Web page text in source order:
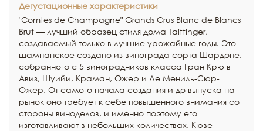
Дегустационные характеристики
"Comtes de Champagne" Grands Crus Blanc de Blancs
Brut — лучший образец стиля дома Taittinger,
создаваемый только в лучшие урожайные годы. Это
шампанское создано из винограда сорта Шардоне,
собранного с 5 виноградников класса Гран Крю в
Авиз, Шуийи, Краман, Ожер и Ле Мениль-Сюр-
Ожер. От самого начала создания и до выпуска на
рынок оно требует к себе повышенного внимания со
стороны виноделов, и именно поэтому его
изготавливают в небольших количествах. Кюве